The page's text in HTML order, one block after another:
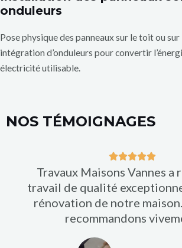
onduleurs
Pose physique des panneaux sur le toit ou
intégration d’onduleurs pour convertir
électricité utilisable.
NOS TÉMOIGNAGES
N
o
t
é
5
Travaux Maisons Vannes a
travail de qualité
rénovation de notre
recommandons